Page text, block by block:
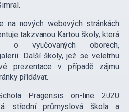
na nových webových stránkách
takzvanou Kartou školy, která
o vyučovaných oborech,
Další školy, jež se veletrhu
prezentace v případě zájmu
přidávat.
Pragensis on-line 2020
střední průmyslová škola a